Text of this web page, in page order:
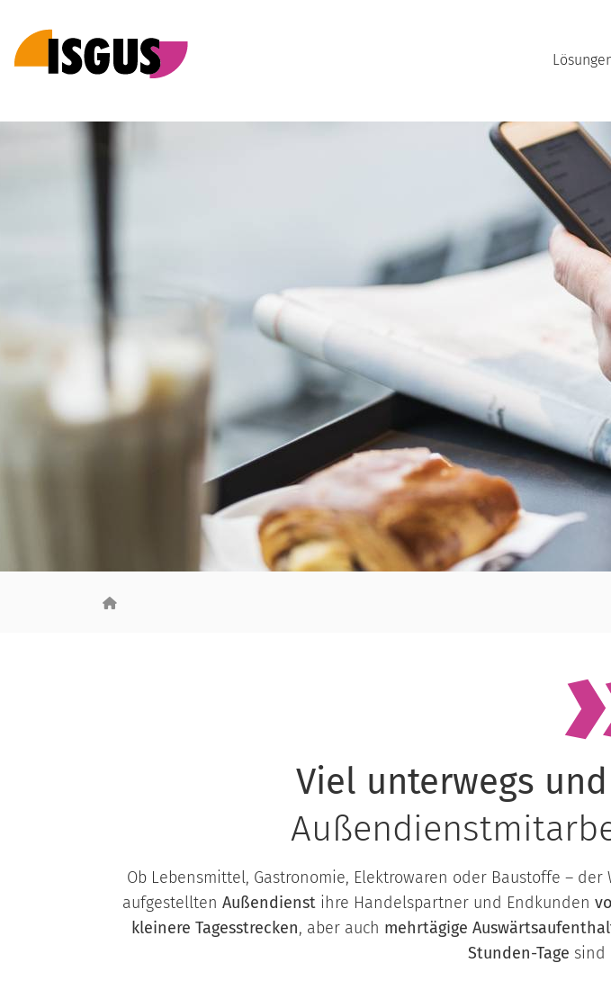
Viel unterwegs
Ob Lebensmittel, Gastronomie, Elektrowaren oder Baustoffe –
aufgestellten Außendienst ihre Handelspartner und Endkunden
kleinere Tagesstrecken, aber auch mehrtägige
Stunden-Tage sind